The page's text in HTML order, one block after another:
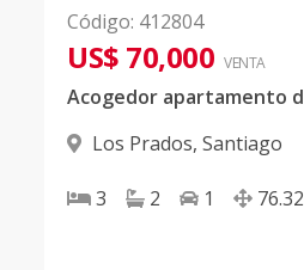
Código: 412804
US$ 70,000 VENTA
Los Prados, Santiago
3 2 1 76.32